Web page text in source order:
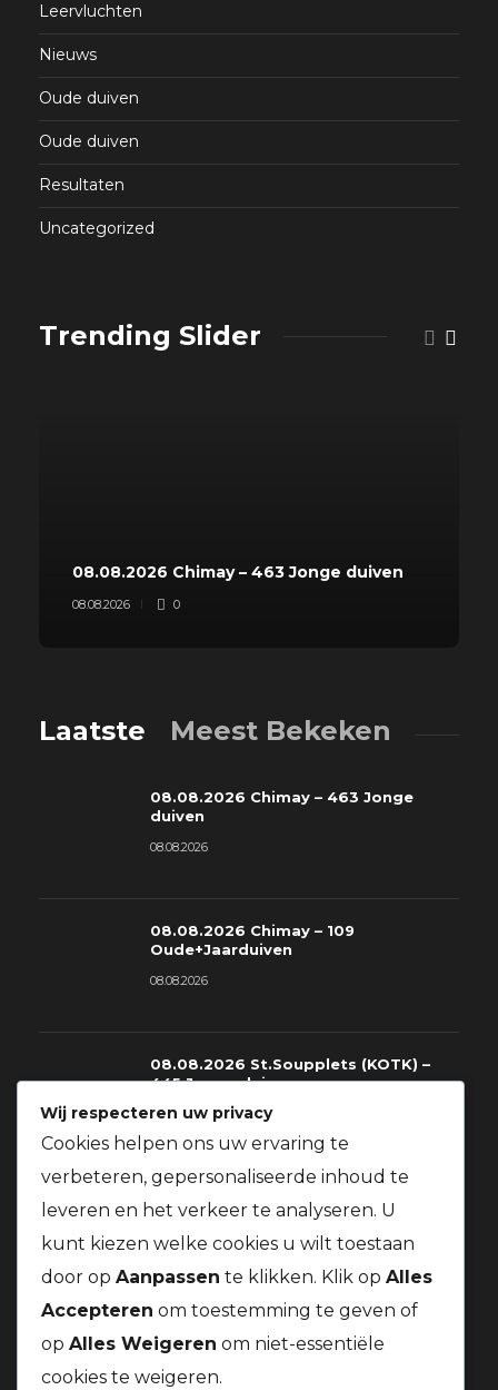
Leervluchten
Nieuws
Oude duiven
Oude duiven
Resultaten
Uncategorized
Trending Slider
08.08.2026 Chimay – 463 Jonge duiven
08.08.2026 0
Laatste Meest Bekeken
08.08.2026 Chimay – 463 Jonge
duiven
08.08.2026
08.08.2026 Chimay – 109
Oude+Jaarduiven
08.08.2026
08.08.2026 St.Soupplets (KOTK) –
445 Jonge duiven
08.08.2026
Oude+Jaarduiven
08.08.2026
Wij respecteren uw privacy
Cookies helpen ons uw ervaring te
verbeteren, gepersonaliseerde inhoud te
leveren en het verkeer te analyseren. U
kunt kiezen welke cookies u wilt toestaan
door op Aanpassen te klikken. Klik op Alles
Accepteren om toestemming te geven of
op Alles Weigeren om niet-essentiële
cookies te weigeren.